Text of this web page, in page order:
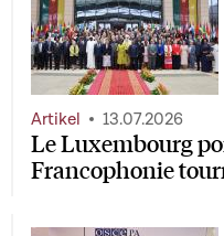
Le Luxembourg
Francophonie
Artikel 13.07.2026